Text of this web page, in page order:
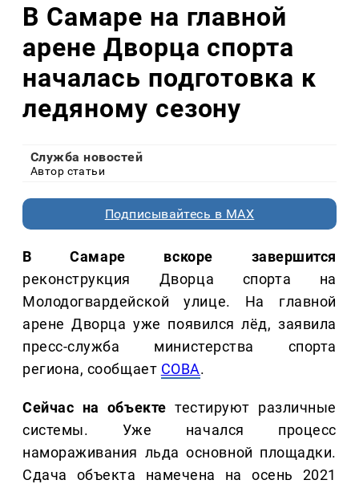
В Самаре на главной
арене Дворца спорта
началась подготовка к
ледяному сезону
Служба новостей
Автор статьи
Подписывайтесь в MAX
В Самаре вскоре завершится
реконструкция Дворца спорта на
Молодогвардейской улице. На главной
арене Дворца уже появился лёд, заявила
пресс-служба министерства спорта
региона, сообщает СОВА.
Сейчас на объекте тестируют различные
системы. Уже начался процесс
намораживания льда основной площадки.
Сдача объекта намечена на осень 2021